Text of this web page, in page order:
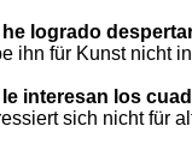
he logrado
ihn für Kunst nicht
le interesan los
sich nicht für